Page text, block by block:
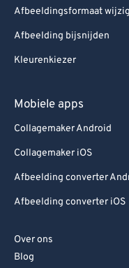
Afbeeldingsformaat
Afbeelding bijsnijden
Kleurenkiezer
Mobiele apps
Collagemaker Android
Collagemaker iOS
Afbeelding converter
Afbeelding converter iOS
Over ons
Blog